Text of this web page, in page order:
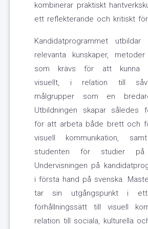
kombinerar praktiskt
ett reflekterande och kritiskt
Kandidatprogrammet
relevanta kunskaper,
som krävs för att kunna
visuellt, i relation till
målgrupper som en
Utbildningen skapar således
för att arbeta både brett och
visuell kommunikation,
studenten för studier på
Undervisningen på
i första hand på svenska.
tar sin utgångspunkt i ett
förhållningssätt till visuell
relation till sociala, kulturella